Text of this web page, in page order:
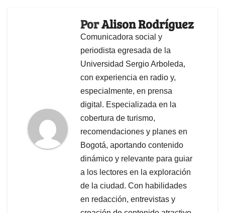
PorAlison Rodríguez
Comunicadora social y
periodista egresada de la
Universidad Sergio Arboleda,
con experiencia en radio y,
especialmente, en prensa
digital. Especializada en la
cobertura de turismo,
recomendaciones y planes en
Bogotá, aportando contenido
dinámico y relevante para guiar
a los lectores en la exploración
de la ciudad. Con habilidades
en redacción, entrevistas y